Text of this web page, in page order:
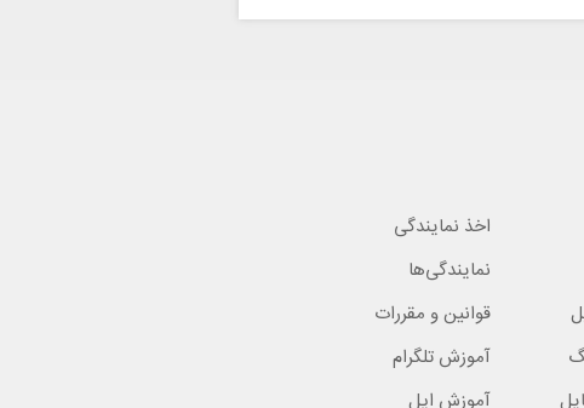
اخذ نمایندگی
نمایندگی‌ها
قوانین و مقررات
آموزش تلگرام
آموزش اپل